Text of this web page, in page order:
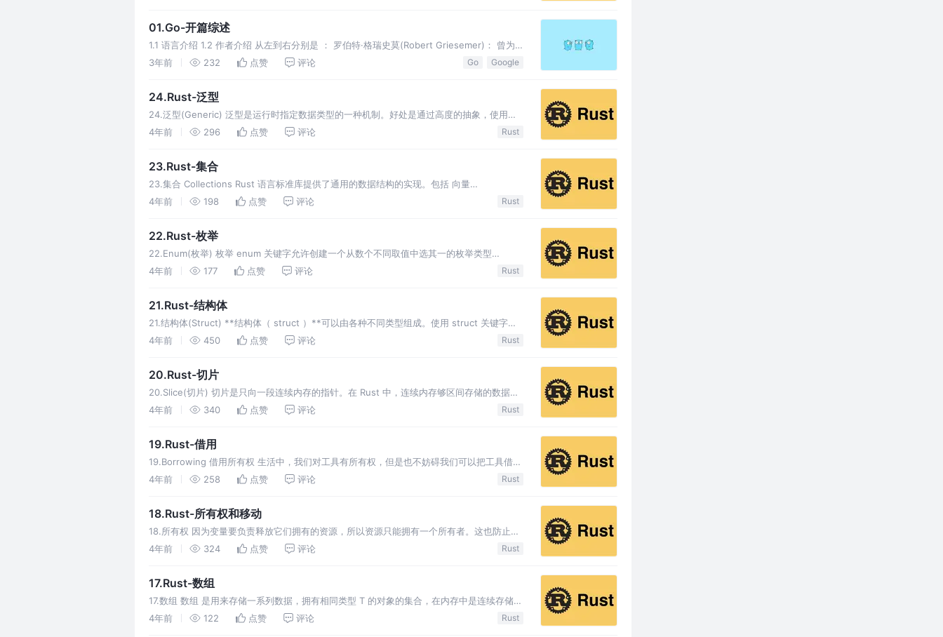
01.Go-开篇综述
1.1 语言介绍 1.2 作者介绍 从左到右分别是 ： 罗伯特·格瑞史莫(Robert Griesemer)： 曾为
谷歌的 V8 JavaScript 引擎和 Chubby 开发代码 罗勃·派克(Ro
3年前 232 点赞 评论 Go Google
24.Rust-泛型
24.泛型(Generic) 泛型是运行时指定数据类型的一种机制。好处是通过高度的抽象，使用一
套代码应用多种数据类型。比如我们的向量，可以使用数值类型，也可以使用字符串类型。泛
4年前 296 点赞 评论 Rust
23.Rust-集合
23.集合 Collections Rust 语言标准库提供了通用的数据结构的实现。包括 向量
（Vector）、哈希表（ HashMap ）、哈希集合（ HashSet ） 。 向量 （Vector
4年前 198 点赞 评论 Rust
22.Rust-枚举
22.Enum(枚举) 枚举 enum 关键字允许创建一个从数个不同取值中选其一的枚举类型
（enumeration）。任何一个在 struct 中合法的取值在 enum 中也合法。 在日常生活中很
4年前 177 点赞 评论 Rust
21.Rust-结构体
21.结构体(Struct) **结构体（ struct ）**可以由各种不同类型组成。使用 struct 关键字来
创建。struct 是 structure 的缩写。结构体可以作为另一个结构体的字段
4年前 450 点赞 评论 Rust
20.Rust-切片
20.Slice(切片) 切片是只向一段连续内存的指针。在 Rust 中，连续内存够区间存储的数据结
构：数组(array)、字符串(string)、向量(vector)。切片可以和它们一起使用，切片也
4年前 340 点赞 评论 Rust
19.Rust-借用
19.Borrowing 借用所有权 生活中，我们对工具有所有权，但是也不妨碍我们可以把工具借给
别人甚至租用给别人，别人用完了，要还给你的。 Rust 中，Borrowing（借用），就是一个
4年前 258 点赞 评论 Rust
18.Rust-所有权和移动
18.所有权 因为变量要负责释放它们拥有的资源，所以资源只能拥有一个所有者。这也防止了
资源的重复释放。注意并非所有变量都拥有资源（例如引用）。 在进行赋值（let a = b）或
4年前 324 点赞 评论 Rust
17.Rust-数组
17.数组 数组 是用来存储一系列数据，拥有相同类型 T 的对象的集合，在内存中是连续存储
的。使用中括号 [] 来创建，且它们的大小在编译时会被确定。数组下标是从0 开始。数组是
4年前 122 点赞 评论 Rust